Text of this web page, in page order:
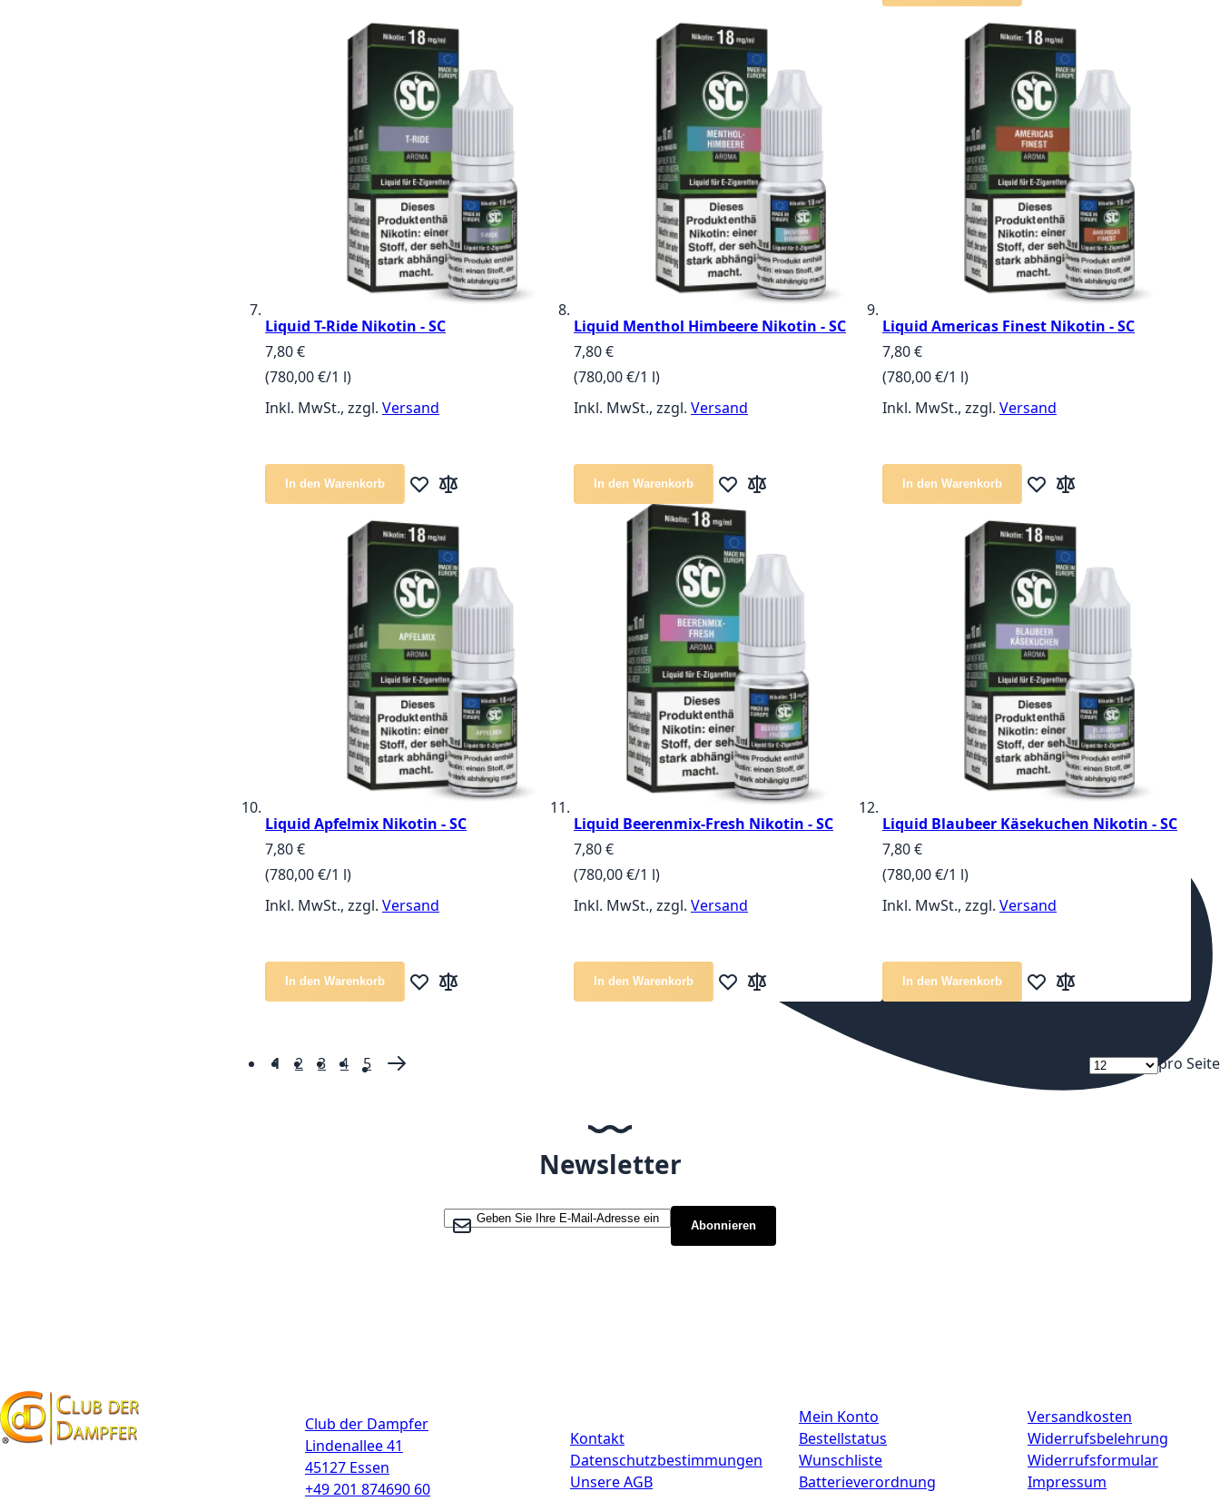
Liquid T-Ride Nikotin - SC
7,80 €
(780,00 €/1 l)
Inkl. MwSt., zzgl. Versand
In den Warenkorb Zur Wunschliste hinzufügen
Zur Vergleichsliste hinzufügen
Liquid Menthol Himbeere Nikotin - SC
7,80 €
(780,00 €/1 l)
Inkl. MwSt., zzgl. Versand
In den Warenkorb Zur Wunschliste hinzufügen
Zur Vergleichsliste hinzufügen
Liquid Americas Finest Nikotin - SC
7,80 €
(780,00 €/1 l)
Inkl. MwSt., zzgl. Versand
In den Warenkorb Zur Wunschliste hinzufügen
Zur Vergleichsliste
Liquid Apfelmix Nikotin - SC
7,80 €
(780,00 €/1 l)
Inkl. MwSt., zzgl. Versand
In den Warenkorb Zur Wunschliste hinzufügen
Zur Vergleichsliste hinzufügen
Liquid Beerenmix-Fresh Nikotin - SC
7,80 €
(780,00 €/1 l)
Inkl. MwSt., zzgl. Versand
In den Warenkorb Zur Wunschliste hinzufügen
Zur Vergleichsliste hinzufügen
Liquid Blaubeer Käsekuchen Nikotin - SC
7,80 €
(780,00 €/1 l)
Inkl. MwSt., zzgl. Versand
In den Warenkorb Zur Wunschliste hinzufügen
Zur Vergleichsliste
Seite Sie lesen gerade die Seite
1 Seite
2 Seite
3 Seite
4 Seite
5 Seite
Weiter pro Seite
Newsletter
Melden Sie sich für unseren Newsletter an:
Abonnieren
Club der Dampfer
Lindenallee 41
45127 Essen
+49 201 874690 60
Kontakt
Datenschutzbestimmungen
Unsere AGB
Mein Konto
Bestellstatus
Wunschliste
Batterieverordnung
Versandkosten
Widerrufsbelehrung
Widerrufsformular
Impressum